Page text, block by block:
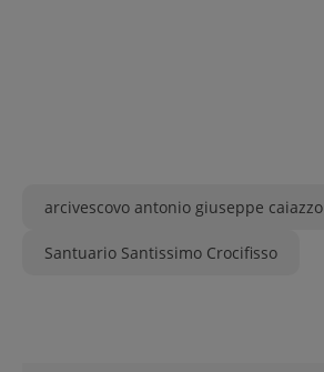
arcivescovo antonio giuseppe caiazzo
Santuario Santissimo Crocifisso